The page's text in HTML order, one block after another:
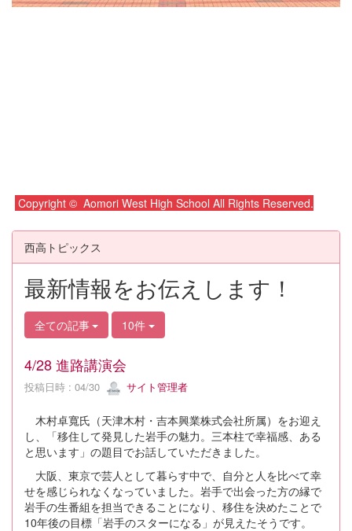
Copyright © Aomori West High School All Rights Reserved.
西高トピックス
最新情報をお伝えします！
全ての記事 10件
4/28 進路講演会
投稿日時 : 04/30 サイト管理者
木村卓寬氏（天津木村・吉本興業株式会社所属）をお迎え
し、「移住して発見した岩手の魅力。三本柱で幸福感、ある
と思います」の題目でお話していただきました。
大阪、東京で芸人として暮らす中で、自分と人を比べて幸
せを感じられなくなっていました。岩手で出会った方の縁で
岩手の生番組を担当できることになり、移住を決めたことで
10年後の目標「岩手のスターになる」が見えたそうです。